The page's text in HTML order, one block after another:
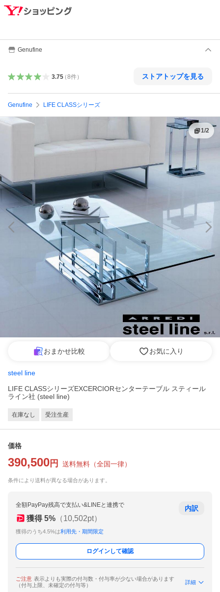
Genufine
3.75（8件） ストアトップを見る
Genufine LIFE CLASSシリーズ
1/2
おまかせ比較 お気に入り
steel line
LIFE CLASSシリーズEXCERCIORセンターテーブル スティール
ライン社 (steel line)
在庫なし 受注生産
価格
390,500 円 送料無料 （全国一律）
条件により送料が異なる場合があります。
全額PayPay残高で支払い&LINEと連携で
獲得 5% （10,502pt）
獲得のうち4.5%は利用先・期間限定
内訳
ログインして確認
ご注意 表示よりも実際の付与数・付与率が少ない場合があります
（付与上限、未確定の付与等）
詳細